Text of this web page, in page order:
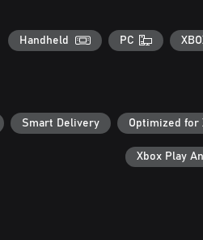
PC
Handheld
Optimized for
Smart Delivery
Xbox Play